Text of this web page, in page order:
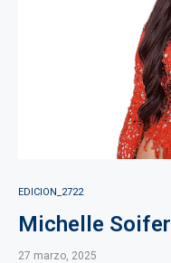
EDICION_2722
Michelle Soifer
27 marzo, 2025